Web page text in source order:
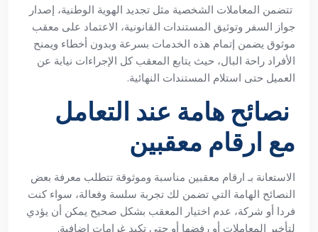
تتضمن المعاملات الشخصية مثل تجديد الهوية الوطنية، إصدار
جواز السفر وتوثيق المستندات القانونية، الاعتماد على معقب
موثوق يضمن إتمام هذه الخدمات بسرعة وبدون أخطاء ويمنح
الأفراد راحة البال، حيث يتابع المعقب كل الإجراءات نيابة عن
العميل حتى استلام المستندات النهائية.
نصائح هامة عند التعامل
مع ارقام معقبين
الاستعانة بـ ارقام معقبين مناسبة وموثوقة تتطلب معرفة بعض
النصائح الهامة التي تضمن لك تجربة سلسة وفعالة، سواء كنت
فردا أو شركة، عدم اختيار المعقب بشكل صحيح يمكن أن يؤدي
لتأخير المعاملات أو رفضها أو حتى تكبد غرامات إضافية.